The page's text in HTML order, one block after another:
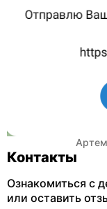
Контакты
Ознакомиться с
или оставить